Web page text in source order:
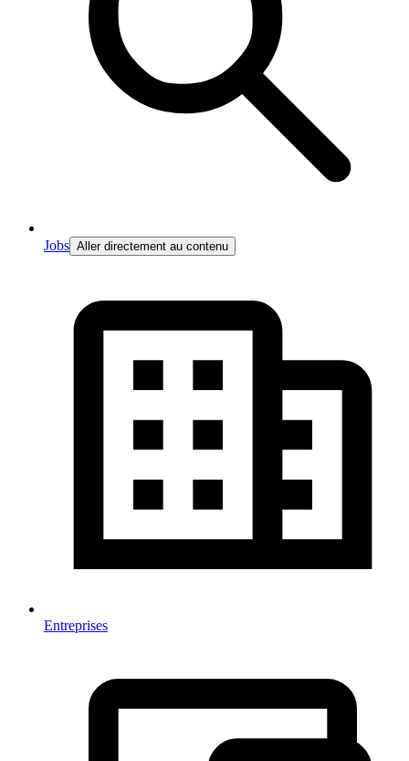
Jobs Aller directement au contenu
Entreprises